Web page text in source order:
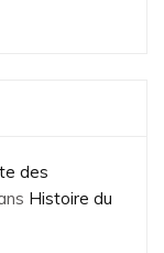
des
Histoire du